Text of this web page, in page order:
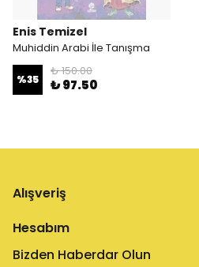
Enis Temizel
Muhiddin Arabi İle Tanışma
%35
₺ 150.00
₺ 97.50
Alışveriş
Hesabım
Bizden Haberdar Olun